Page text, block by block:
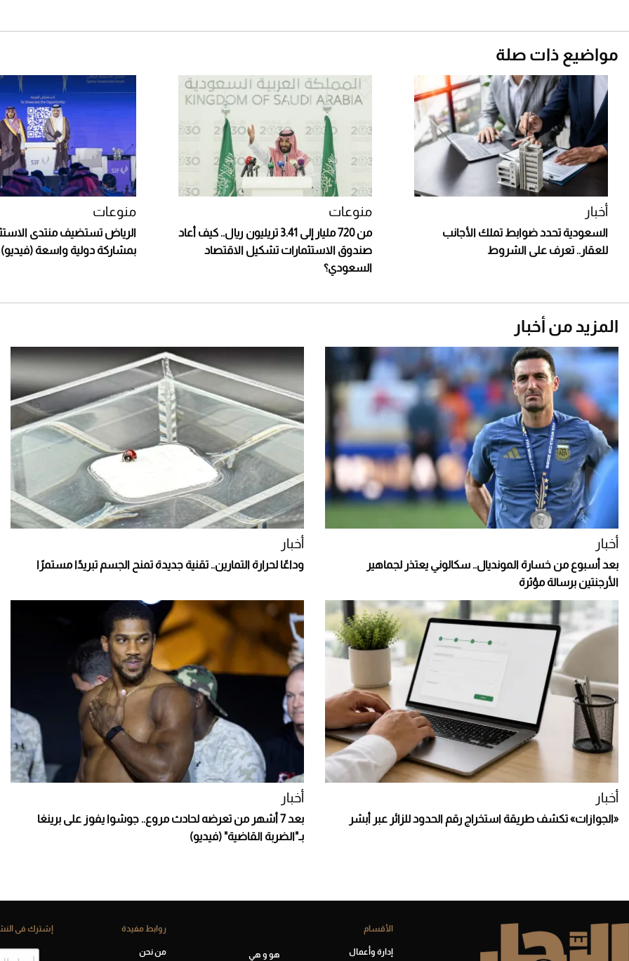
مواضيع ذات صلة
أخبار
السعودية تحدد ضوابط تملك الأجانب
للعقار.. تعرف على الشروط
منوعات
من 720 مليار إلى 3.41 تريليون ريال.. كيف أعاد
صندوق الاستثمارات تشكيل الاقتصاد
السعودي؟
منوعات
الرياض تستضيف منتدى
بمشاركة دولية واسعة (فيديو)
المزيد من أخبار
أخبار
بعد أسبوع من خسارة المونديال.. سكالوني يعتذر لجماهير
الأرجنتين برسالة مؤثرة
أخبار
وداعًا لحرارة التمارين.. تقنية جديدة تمنح الجسم تبريدًا مستمرًا
أخبار
«الجوازات» تكشف طريقة استخراج رقم الحدود للزائر عبر أبشر
أخبار
بعد 7 أشهر من تعرضه لحادث مروع.. جوشوا يفوز على برينغا
بـ"الضربة القاضية" (فيديو)
الأقسام
إدارة وأعمال هو و هي
روابط مفيدة
من نحن
إشترك فى